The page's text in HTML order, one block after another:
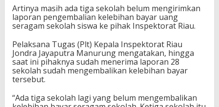
l
u
m
K
m
b
a
l
a
Artinya masih ada tiga sekolah belum mengirimkan
laporan pengembalian kelebihan bayar uang
seragam sekolah siswa ke pihak Inspektorat Riau.
Pelaksana Tugas (Plt) Kepala Inspektorat Riau
Jondra Jayaputra Manurung mengatakan, hingga
saat ini pihaknya sudah menerima laporan 28
sekolah sudah mengembalikan kelebihan bayar
tersebut.
“Ada tiga sekolah lagi yang belum mengembalikan